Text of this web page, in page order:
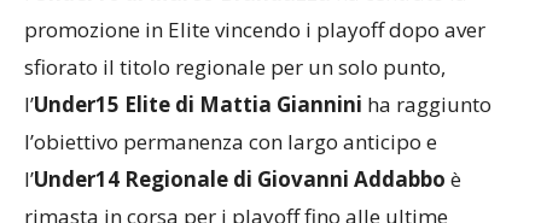
promozione in Elite vincendo i playoff dopo aver
sfiorato il titolo regionale per un solo punto,
ha raggiunto
l’obiettivo permanenza con largo anticipo e
Under14 Regionale di Giovanni Addabbo